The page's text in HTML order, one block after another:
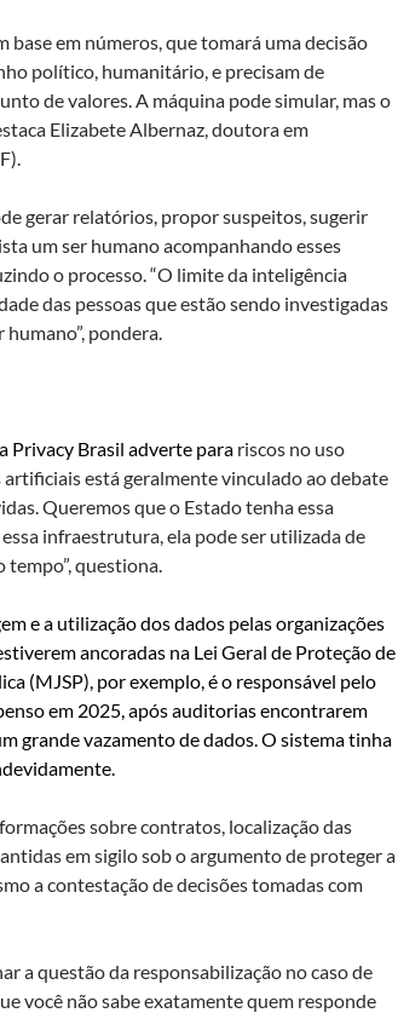
em números, que tomará uma decisão
político, humanitário, e precisam de
de valores. A máquina pode simular, mas o
Elizabete Albernaz, doutora em
gerar relatórios, propor suspeitos, sugerir
um ser humano acompanhando esses
o processo. “O limite da inteligência
das pessoas que estão sendo investigadas
pondera.
Privacy Brasil adverte para riscos no uso
está geralmente vinculado ao debate
Queremos que o Estado tenha essa
infraestrutura, ela pode ser utilizada de
questiona.
e a utilização dos dados pelas organizações
ancoradas na Lei Geral de Proteção de
(MJSP), por exemplo, é o responsável pelo
em 2025, após auditorias encontrarem
grande vazamento de dados. O sistematinha
sobre contratos, localização das
em sigilo sob o argumento de proteger a
a contestação de decisões tomadas com
a questão da responsabilização no caso de
você não sabe exatamente quem responde